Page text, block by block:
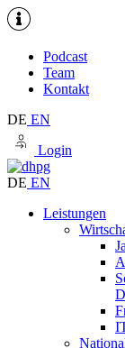
Podcast
Team
Kontakt
DE EN
Login
DE EN
Leistungen